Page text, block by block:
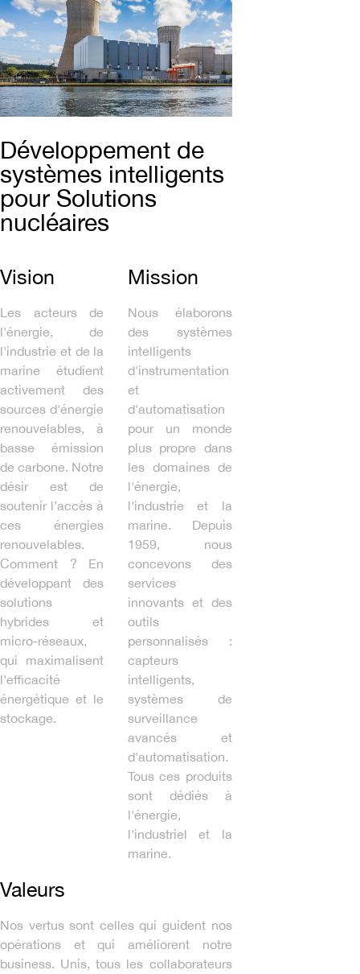
Développement de
systèmes intelligents
pour Solutions
nucléaires
Vision
Les acteurs de
l'énergie, de
l'industrie et de la
marine étudient
activement des
sources d'énergie
renouvelables, à
basse émission
de carbone. ​​​​Notre
désir est de
soutenir l’accès à
ces énergies
renouvelables.
Comment ? En
développant des
solutions
hybrides et
micro-réseaux,
qui maximalisent
l'efficacité
énergétique et le
stockage.
Mission
Nous élaborons
des systèmes
intelligents
d'instrumentation
et
d'automatisation
pour un monde
plus propre dans
les domaines de
l'énergie,
l'industrie et la
marine. Depuis
1959, nous
concevons des
services
innovants et des
outils
personnalisés :
capteurs
intelligents,
systèmes de
surveillance
avancés et
d'automatisation.
Tous ces produits
sont dédiés à
l'énergie,
l'industriel et la
marine.
Valeurs
Nos vertus sont celles qui guident nos
opérations et qui améliorent notre
business. Unis, tous les collaborateurs